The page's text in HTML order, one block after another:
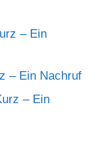
– Ein
– Ein Nachruf
– Ein